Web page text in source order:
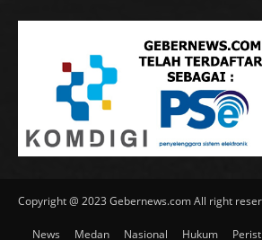
Copyright @ 2023 Gebernews.com All right
News Medan Nasional Hukum